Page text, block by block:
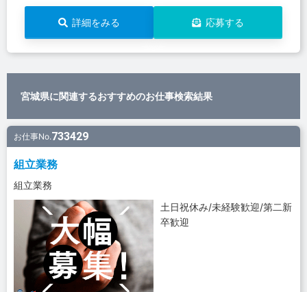
詳細をみる 応募する
宮城県に関連するおすすめのお仕事検索結果
お仕事No.733429
組立業務
組立業務
土日祝休み/未経験歓迎/第二新
卒歓迎